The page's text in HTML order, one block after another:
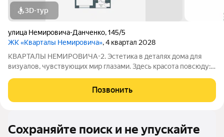
3D-тур
улица Немировича-Данченко,145/5
ЖК «Кварталы Немировича», 4 квартал 2028
КВАРТАЛЫ НЕМИРОВИЧА-2. Эстетика в деталях дома для
визуалов, чувствующих мир глазами. Здесь красота повсюду: в
вторым светом и спокойном зеркале Оби за окном.
Позвонить
Сохраняйте поиск и не упускайте